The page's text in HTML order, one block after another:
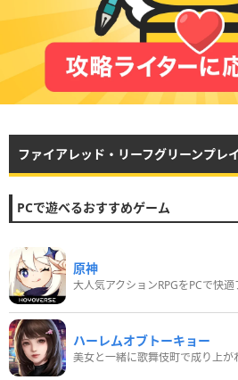
ファイアレッド・リーフグリーンプレ
PCで遊べるおすすめゲーム
原神
大人気アクションRPGをPCで快適
ハーレムオブトーキョー
美女と一緒に歌舞伎町で成り上が